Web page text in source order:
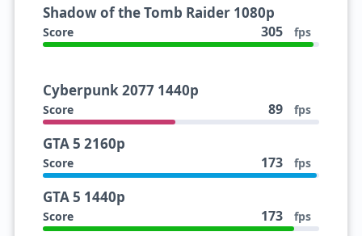
Shadow of the Tomb Raider 1080p
Score 305 fps
Cyberpunk 2077 1440p
Score 89 fps
GTA 5 2160p
Score 173 fps
GTA 5 1440p
Score 173 fps